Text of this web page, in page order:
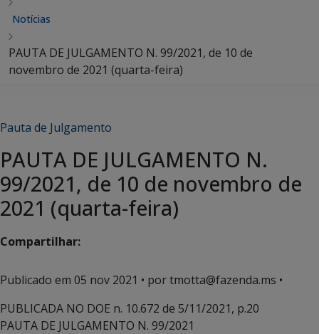
Notícias
PAUTA DE JULGAMENTO N. 99/2021, de 10 de
novembro de 2021 (quarta-feira)
Pauta de Julgamento
PAUTA DE JULGAMENTO N.
99/2021, de 10 de novembro de
2021 (quarta-feira)
Compartilhar:
Publicado em 05 nov 2021 • por tmotta@fazenda.ms •
PUBLICADA NO DOE n. 10.672 de 5/11/2021, p.20
PAUTA DE JULGAMENTO N. 99/2021